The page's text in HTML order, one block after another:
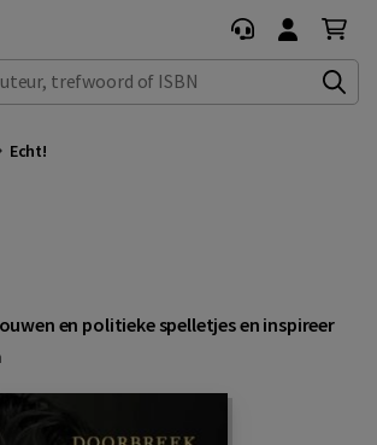
trefwoord of ISBN
Echt!
en politieke spelletjes en inspireer